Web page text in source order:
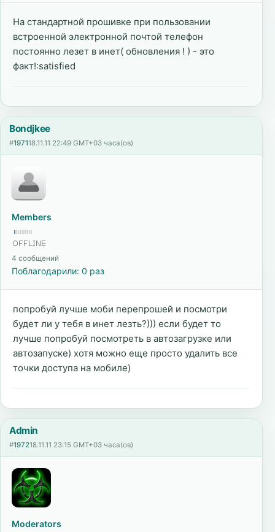
На стандартной прошивке при пользовании
встроенной электронной почтой телефон
постоянно лезет в инет( обновления ! ) - это
факт!:satisfied
Bondjkee
#197118.11.11 22:49 GMT+03 часа(ов)
Members
4 сообщений
Поблагодарили: 0 раз
попробуй лучше моби перепрошей и посмотри
будет ли у тебя в инет лезть?))) если будет то
лучше попробуй посмотреть в автозагрузке или
автозапуске) хотя можно еще просто удалить все
точки доступа на мобиле)
Admin
#197218.11.11 23:15 GMT+03 часа(ов)
Moderators